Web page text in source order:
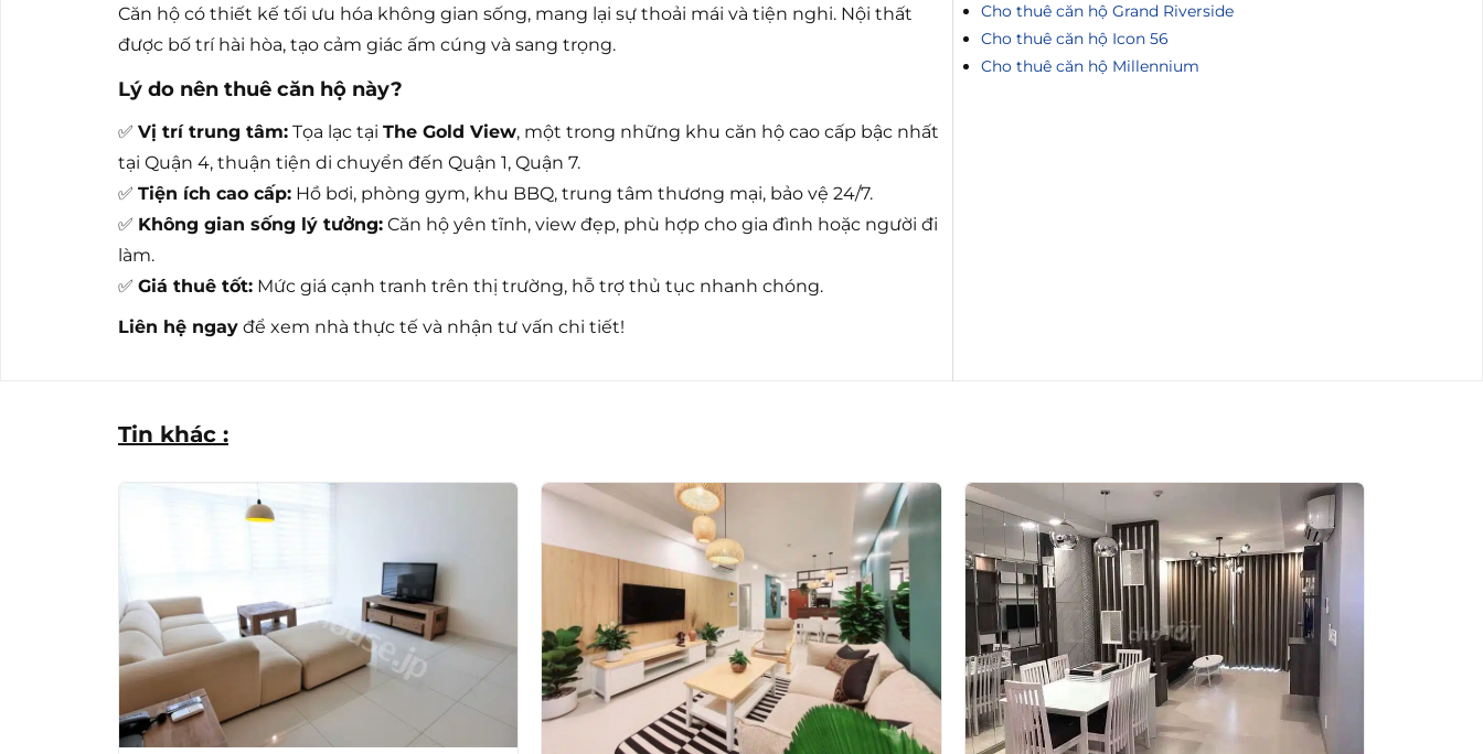
Căn hộ có thiết kế tối ưu hóa không gian sống, mang lại sự thoải mái và tiện nghi. Nội thất
được bố trí hài hòa, tạo cảm giác ấm cúng và sang trọng.
Lý do nên thuê căn hộ này?
✅ Vị trí trung tâm: Tọa lạc tại The Gold View, một trong những khu căn hộ cao cấp bậc nhất
tại Quận 4, thuận tiện di chuyển đến Quận 1, Quận 7.
✅ Tiện ích cao cấp: Hồ bơi, phòng gym, khu BBQ, trung tâm thương mại, bảo vệ 24/7.
✅ Không gian sống lý tưởng: Căn hộ yên tĩnh, view đẹp, phù hợp cho gia đình hoặc người đi
làm.
✅ Giá thuê tốt: Mức giá cạnh tranh trên thị trường, hỗ trợ thủ tục nhanh chóng.
Liên hệ ngay để xem nhà thực tế và nhận tư vấn chi tiết!
Cho thuê căn hộ Grand Riverside
Cho thuê căn hộ Icon 56
Cho thuê căn hộ Millennium
Tin khác :